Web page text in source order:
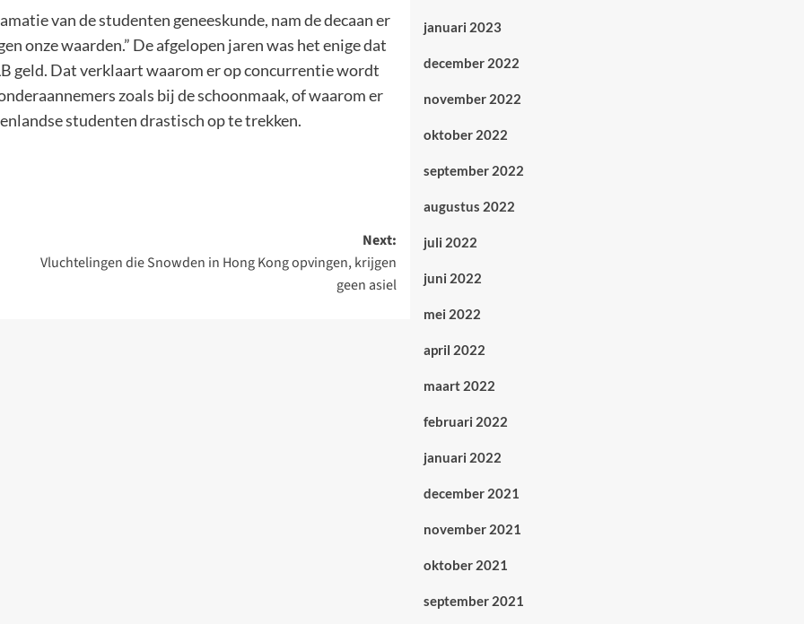
van de studenten geneeskunde, nam de decaan er
onze waarden.” De afgelopen jaren was het enige dat
geld. Dat verklaart waarom er op concurrentie wordt
zoals bij de schoonmaak, of waarom er
studenten drastisch op te trekken.
Next:
Vluchtelingen die Snowden in Hong Kong opvingen, krijgen
geen asiel
januari 2023
december 2022
november 2022
oktober 2022
september 2022
augustus 2022
juli 2022
juni 2022
mei 2022
april 2022
maart 2022
februari 2022
januari 2022
december 2021
november 2021
oktober 2021
september 2021